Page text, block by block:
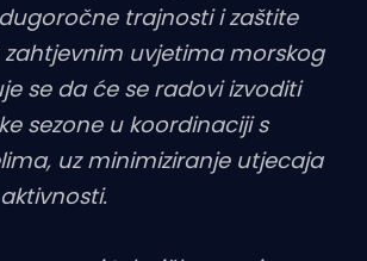
trajnosti i zaštite
uvjetima morskog
se da će se radovi izvoditi
sezone u koordinaciji s
uz minimiziranje utjecaja